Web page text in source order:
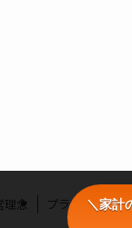
理念 プライバシー
＼家計